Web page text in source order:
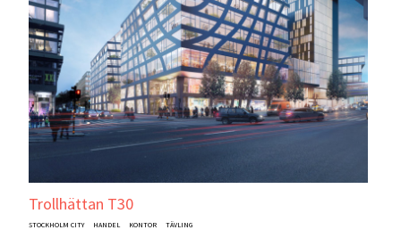
Trollhättan T30
STOCKHOLM CITY HANDEL KONTOR TÄVLING